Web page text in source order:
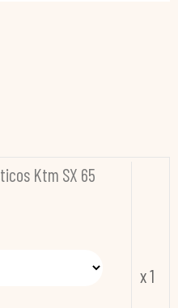
Ktm SX 65
x 1